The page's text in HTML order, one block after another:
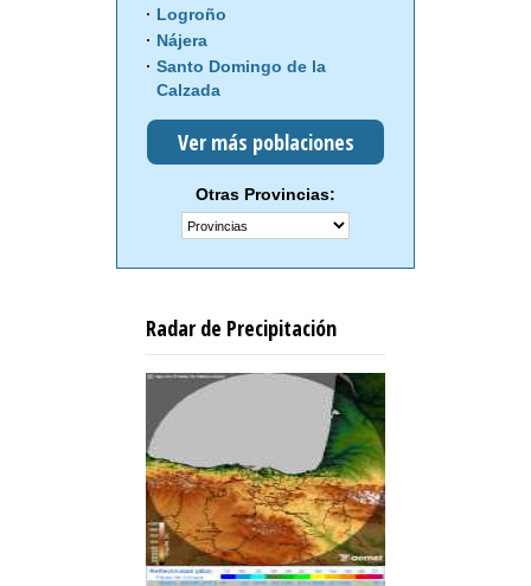
Logroño
Nájera
Santo Domingo de la
Calzada
Ver más poblaciones
Otras Provincias:
Radar de Precipitación